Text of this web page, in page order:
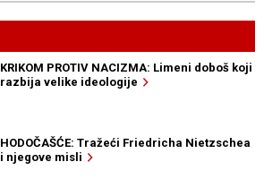
KRIKOM PROTIV NACIZMA: Limeni doboš koji
razbija velike ideologije
HODOČAŠĆE: Tražeći Friedricha Nietzschea
i njegove misli